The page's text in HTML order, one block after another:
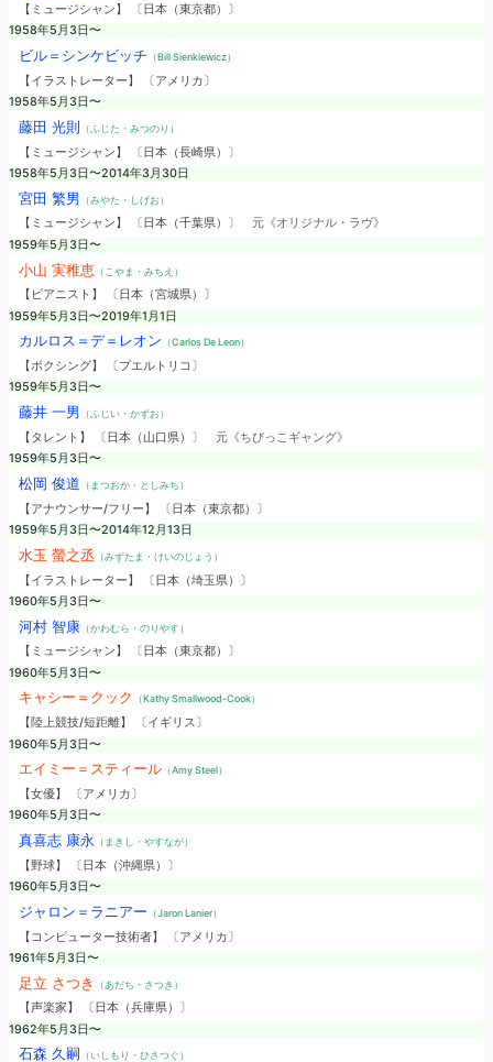
【ミュージシャン】 〔日本（東京都）〕
1958年5月3日〜
ビル＝シンケビッチ （Bill Sienkiewicz）
【イラストレーター】 〔アメリカ〕
1958年5月3日〜
藤田 光則 （ふじた・みつのり）
【ミュージシャン】 〔日本（長崎県）〕
1958年5月3日〜2014年3月30日
宮田 繁男 （みやた・しげお）
【ミュージシャン】 〔日本（千葉県）〕 元《オリジナル・ラヴ》
1959年5月3日〜
小山 実稚恵 （こやま・みちえ）
【ピアニスト】 〔日本（宮城県）〕
1959年5月3日〜2019年1月1日
カルロス＝デ＝レオン （Carlos De Leon）
【ボクシング】 〔プエルトリコ〕
1959年5月3日〜
藤井 一男 （ふじい・かずお）
【タレント】 〔日本（山口県）〕 元《ちびっこギャング》
1959年5月3日〜
松岡 俊道 （まつおか・としみち）
【アナウンサー/フリー】 〔日本（東京都）〕
1959年5月3日〜2014年12月13日
水玉 螢之丞（みずたま・けいのじょう）
【イラストレーター】 〔日本（埼玉県）〕
1960年5月3日〜
河村 智康（かわむら・のりやす）
【ミュージシャン】 〔日本（東京都）〕
1960年5月3日〜
キャシー＝クック （Kathy Smallwood-Cook）
【陸上競技/短距離】 〔イギリス〕
1960年5月3日〜
エイミー＝スティール（Amy Steel）
【女優】 〔アメリカ〕
1960年5月3日〜
真喜志 康永 （まきし・やすなが）
【野球】 〔日本（沖縄県）〕
1960年5月3日〜
ジャロン＝ラニアー （Jaron Lanier）
【コンピューター技術者】 〔アメリカ〕
1961年5月3日〜
足立 さつき （あだち・さつき）
【声楽家】 〔日本（兵庫県）〕
1962年5月3日〜
石森 久嗣 （いしもり・ひさつぐ）